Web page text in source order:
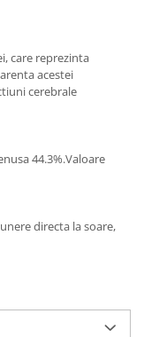
care reprezinta
acestei
cerebrale
44.3%.Valoare
directa la soare,